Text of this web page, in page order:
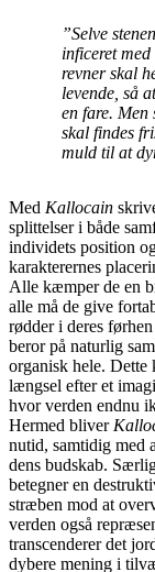
”Selve
inficeret
revner skal
levende, så
en fare.
skal findes
muld til at
Med Kallocain
splittelser i både
individets position
karakterernes
Alle kæmper de en
alle må de give
rødder i deres
beror på naturlig
organisk hele. Dette
længsel efter et
hvor verden endnu
Hermed bliver
nutid, samtidig med
dens budskab.
betegner en
stræben mod at
verden også
transcenderer det
dybere mening i